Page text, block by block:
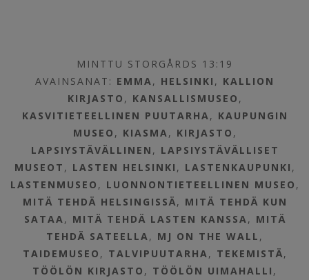
MINTTU STORGÅRDS 13:19
AVAINSANAT: EMMA, HELSINKI , KALLION
KIRJASTO , KANSALLISMUSEO ,
KASVITIETEELLINEN PUUTARHA, KAUPUNGIN
MUSEO , KIASMA, KIRJASTO ,
LAPSIYSTÄVÄLLINEN , LAPSIYSTÄVÄLLISET
MUSEOT , LASTEN HELSINKI , LASTENKAUPUNKI ,
LASTENMUSEO , LUONNONTIETEELLINEN MUSEO ,
MITÄ TEHDÄ HELSINGISSÄ, MITÄ TEHDÄ KUN
SATAA, MITÄ TEHDÄ LASTEN KANSSA, MITÄ
TEHDÄ SATEELLA, MJ ON THE WALL ,
TAIDEMUSEO , TALVIPUUTARHA, TEKEMISTÄ,
TÖÖLÖN KIRJASTO , TÖÖLÖN UIMAHALLI ,